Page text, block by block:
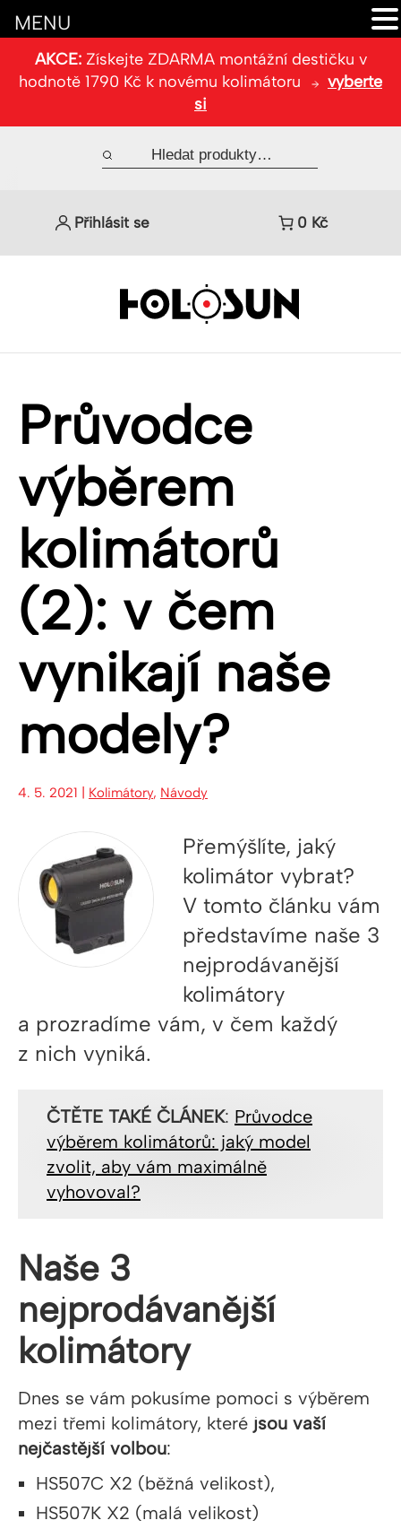
AKCE:Získejte ZDARMA montážní destičku v
hodnotě 1790 Kč k novému kolimátoru
vyberte
si
Přihlásit se 0 Kč
Průvodce
výběrem
kolimátorů
(2): v čem
vynikají naše
modely?
4. 5. 2021 | Kolimátory, Návody
Přemýšlíte, jaký
kolimátor vybrat?
V tomto článku vám
představíme naše 3
nejprodávanější
kolimátory
a prozradíme vám, v čem každý
z nich vyniká.
ČTĚTE TAKÉ ČLÁNEK: Průvodce
výběrem kolimátorů: jaký model
zvolit, aby vám maximálně
vyhovoval?
Naše 3
nejprodávanější
kolimátory
Dnes se vám pokusíme pomoci s výběrem
mezi třemi kolimátory, které jsou vaší
nejčastější volbou:
HS507C X2 (běžná velikost),
HS507K X2 (malá velikost)
MENU